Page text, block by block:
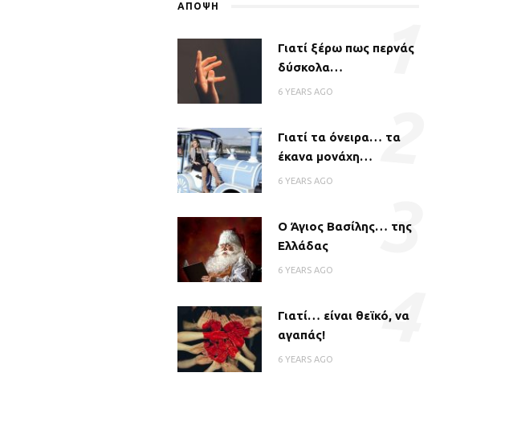
ΑΠΟΨΗ
Γιατί ξέρω πως περνάς
δύσκολα…
6 YEARS AGO
1
Γιατί τα όνειρα… τα
έκανα μονάχη…
6 YEARS AGO
2
Ο Άγιος Βασίλης… της
Ελλάδας
6 YEARS AGO
3
Γιατί… είναι θεϊκό, να
αγαπάς!
6 YEARS AGO
4